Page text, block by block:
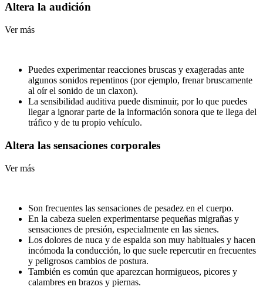
Altera la audición
Ver más
Puedes experimentar reacciones bruscas y exageradas ante
algunos sonidos repentinos (por ejemplo, frenar bruscamente
al oír el sonido de un claxon).
La sensibilidad auditiva puede disminuir, por lo que puedes
llegar a ignorar parte de la información sonora que te llega del
tráfico y de tu propio vehículo.
Altera las sensaciones corporales
Ver más
Son frecuentes las sensaciones de pesadez en el cuerpo.
En la cabeza suelen experimentarse pequeñas migrañas y
sensaciones de presión, especialmente en las sienes.
Los dolores de nuca y de espalda son muy habituales y hacen
incómoda la conducción, lo que suele repercutir en frecuentes
y peligrosos cambios de postura.
También es común que aparezcan hormigueos, picores y
calambres en brazos y piernas.